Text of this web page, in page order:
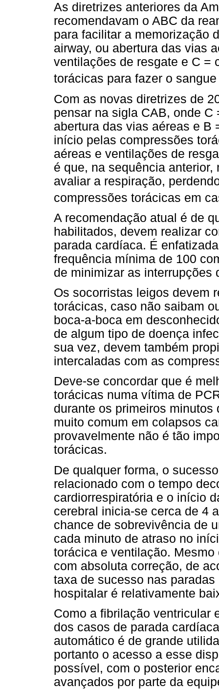
As diretrizes anteriores da
recomendavam o ABC da
para facilitar a memorização
airway, ou abertura das vias
ventilações de resgate e C =
torácicas para fazer o
Com as novas diretrizes de
pensar na sigla CAB, onde
abertura das vias aéreas e B
início pelas compressões
aéreas e ventilações de
é que, na sequência
avaliar a respiração,
compressões torácicas em
A recomendação atual é de
habilitados, devem realizar
parada cardíaca. É
frequência mínima de 100
de minimizar as interrupções
Os socorristas leigos devem
torácicas, caso não saibam
boca-a-boca em
de algum tipo de doença
sua vez, devem também
intercaladas com as
Deve-se concordar que é
torácicas numa vítima de
durante os primeiros
muito comum em colapsos
provavelmente não é tão
torácicas.
De qualquer forma, o
relacionado com o tempo
cardiorrespiratória e o início
cerebral inicia-se cerca de 4
chance de sobrevivência de
cada minuto de atraso no
torácica e ventilação.
com absoluta correção, de
taxa de sucesso nas
hospitalar é relativamente
Como a fibrilação ventricular
dos casos de parada
automático é de grande
portanto o acesso a esse
possível, com o posterior
avançados por parte da